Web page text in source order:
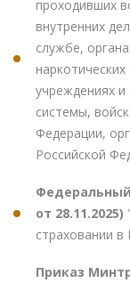
проходивших
внутренних
службе,
учреждениях и
системы,
Федерации,
Российской
Федеральный
от 28.11.2025)
страховании
Приказ